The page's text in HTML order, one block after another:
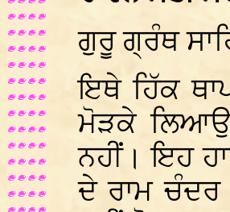
ਗੁਰੂ ਗ੍ਰੰਥ
ਇਥੇ ਹਿੱਕ
ਮੋੜਕੇ
ਨਹੀਂ। ਇਹ
ਦੇ ਰਾਮ ਚੰਦਰ